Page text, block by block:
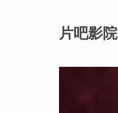
片吧影院